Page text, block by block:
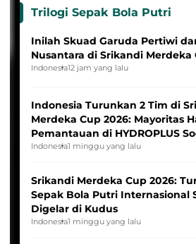
Trilogi Sepak Bola Putri
Inilah Skuad Garuda Pertiwi
Nusantara di Srikandi Merdeka
Indonesia12 jam yang lalu
Indonesia Turunkan 2 Tim di
Merdeka Cup 2026: Mayoritas
Pemantauan di HYDROPLUS
League
Indonesia1 minggu yang lalu
Srikandi Merdeka Cup 2026:
Sepak Bola Putri Internasional
Digelar di Kudus
Indonesia1 minggu yang lalu